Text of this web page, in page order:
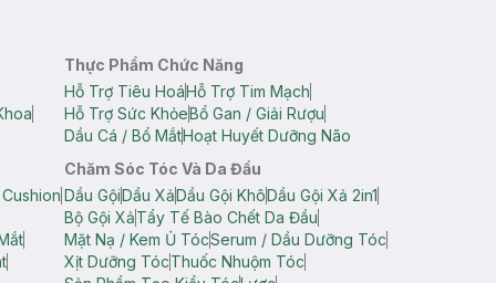
Thực Phẩm Chức Năng
Hỗ Trợ Tiêu HoáHỗ Trợ Tim Mạch
Hỗ Trợ Sức KhỏeBổ Gan / Giải Rượu
Dầu Cá / Bổ MắtHoạt Huyết Dưỡng Não
Chăm Sóc Tóc Và Da Đầu
Dầu GộiDầu XảDầu Gội KhôDầu Gội Xả 2in1
Bộ Gội XảTẩy Tế Bào Chết Da Đầu
Mặt Nạ / Kem Ủ TócSerum / Dầu Dưỡng Tóc
Xịt Dưỡng TócThuốc Nhuộm Tóc